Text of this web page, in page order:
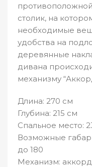
столик, на
необходимые
удобства на
деревянные
дивана
механизму
Длина: 270 см
Глубина: 215 см
Спальное место:
Возможные
до 180
Механизм: